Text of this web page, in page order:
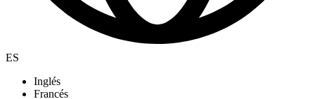
ES
Inglés
Francés